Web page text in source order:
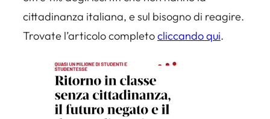
cittadinanza italiana, e sul bisogno di reagire.
Trovate l’articolo completocliccando qui.